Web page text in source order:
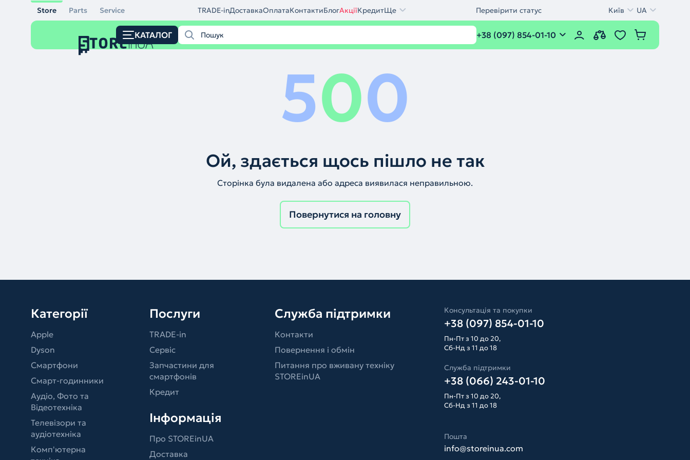
Store Parts Service TRADE-inДоставкаОплатаКонтактиБлогАкціїКредитЩе Перевірити статус Київ UA
КАТАЛОГ +38 (097) 854-01-10
500
Ой, здається щось пішло не так
Сторінка була видалена або адреса виявилася неправильною.
Повернутися на головну
Категорії
Apple
Dyson
Смартфони
Смарт-годинники
Аудіо, Фото та
Відеотехніка
Телевізори та
аудіотехніка
Комп'ютерна
Послуги
TRADE-in
Сервіс
Запчастини для
смартфонів
Кредит
Інформація
Про STOREinUA
Доставка
Служба підтримки
Контакти
Повернення і обмін
Питання про вживану техніку
STOREinUA
Консультація та покупки
+38 (097) 854-01-10
Пн-Пт з 10 до 20,
Сб-Нд з 11 до 18
Служба підтримки
+38 (066) 243-01-10
Пн-Пт з 10 до 20,
Сб-Нд з 11 до 18
Пошта
info@storeinua.com